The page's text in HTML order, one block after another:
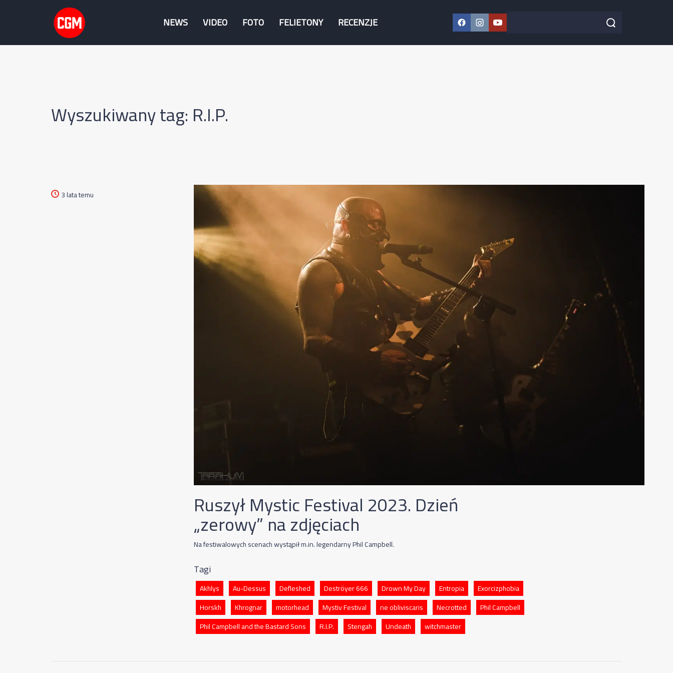
NEWS VIDEO FOTO FELIETONY RECENZJE Facebook
Instagram
YouTube
Szukaj w serwisie Szukaj
Wyszukiwany tag: R.I.P.
3 lata temu
Ruszył Mystic Festival 2023. Dzień
„zerowy” na zdjęciach
Na festiwalowych scenach wystąpił m.in. legendarny Phil Campbell.
Tagi
Akhlys Au-Dessus Defleshed Deströyer 666 Drown My Day Entropia
Exorcizphobia
Horskh
Khrognar motorhead Mystiv Festival ne obliviscaris Necrotted
Phil Campbell
Phil Campbell and the Bastard Sons
R.I.P. Stengah Undeath witchmaster